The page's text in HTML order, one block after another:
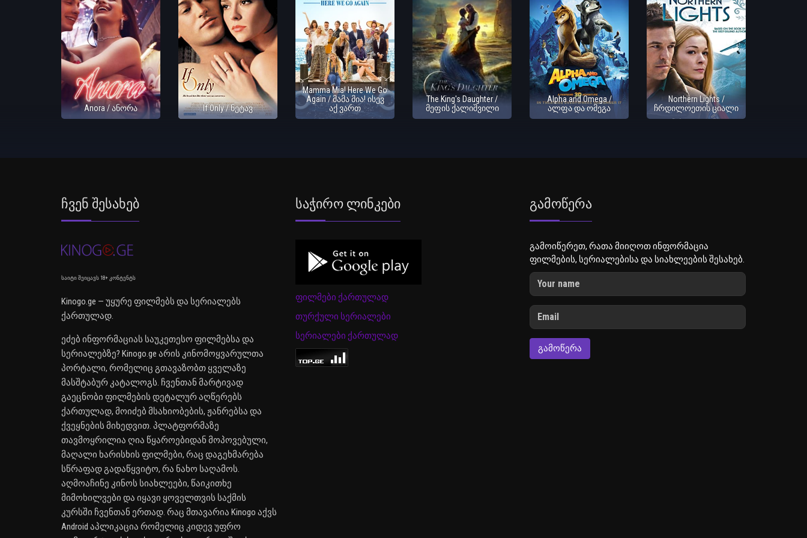
Anora / ანორა If Only / ნეტავ
Mamma Mia! Here We Go
Again / მამა მია! ისევ
აქ ვართ
The King's Daughter /
მეფის ქალიშვილი
Alpha and Omega /
ალფა და ომეგა
Northern Lights /
ჩრდილოეთის ციალი
Ჩვენ Შესახებ
საიტი შეიცავს 18+ კონტენტს
Kinogo.ge — უყურე ფილმებს და სერიალებს
ქართულად.
ეძებ ინფორმაციას საუკეთესო ფილმებსა და
სერიალებზე? Kinogo.ge არის კინომოყვარულთა
პორტალი, რომელიც გთავაზობთ ყველაზე
მასშტაბურ კატალოგს. ჩვენთან მარტივად
გაეცნობი ფილმების დეტალურ აღწერებს
ქართულად, მოიძებ მსახიობების, ჟანრებსა და
ქვეყნების მიხედვით. პლატფორმაზე
თავმოყრილია ღია წყაროებიდან მოპოვებული,
მაღალი ხარისხის ფილმები, რაც დაგეხმარება
სწრაფად გადაწყვიტო, რა ნახო საღამოს.
აღმოაჩინე კინოს სიახლეები, წაიკითხე
მიმოხილვები და იყავი ყოველთვის საქმის
კურსში ჩვენთან ერთად. რაც მთავარია Kinogo აქვს
Android აპლიკაცია რომელიც კიდევ უფრო
Საჭირო Ლინკები
ფილმები ქართულად
თურქული სერიალები
სერიალები ქართულად
Გამოწერა
გამოიწერეთ, რათა მიიღოთ ინფორმაცია
ფილმების, სერიალებისა და სიახლეების შესახებ.
ᲒᲐᲛᲝᲬᲔᲠᲐ